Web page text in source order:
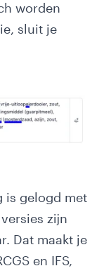
worden
sluit je
is gelogd met
zijn
Dat maakt je
en IFS,